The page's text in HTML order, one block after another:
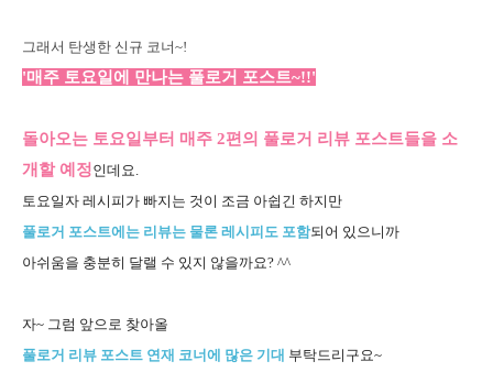
그래서 탄생한 신규 코너~!
'매주 토요일에 만나는 풀로거 포스트~!!'
돌아오는 토요일부터 매주 2편의 풀로거 리뷰 포스트들을 소
개할 예정인데요.
토요일자 레시피가 빠지는 것이 조금 아쉽긴 하지만
풀로거 포스트에는 리뷰는 물론 레시피도 포함되어 있으니까
아쉬움을 충분히 달랠 수 있지 않을까요? ^^
자~ 그럼 앞으로 찾아올
풀로거 리뷰 포스트 연재 코너에 많은 기대 부탁드리구요~